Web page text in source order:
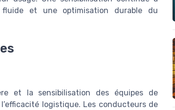
et une optimisation durable du
et la sensibilisation des équipes de
logistique. Les conducteurs de